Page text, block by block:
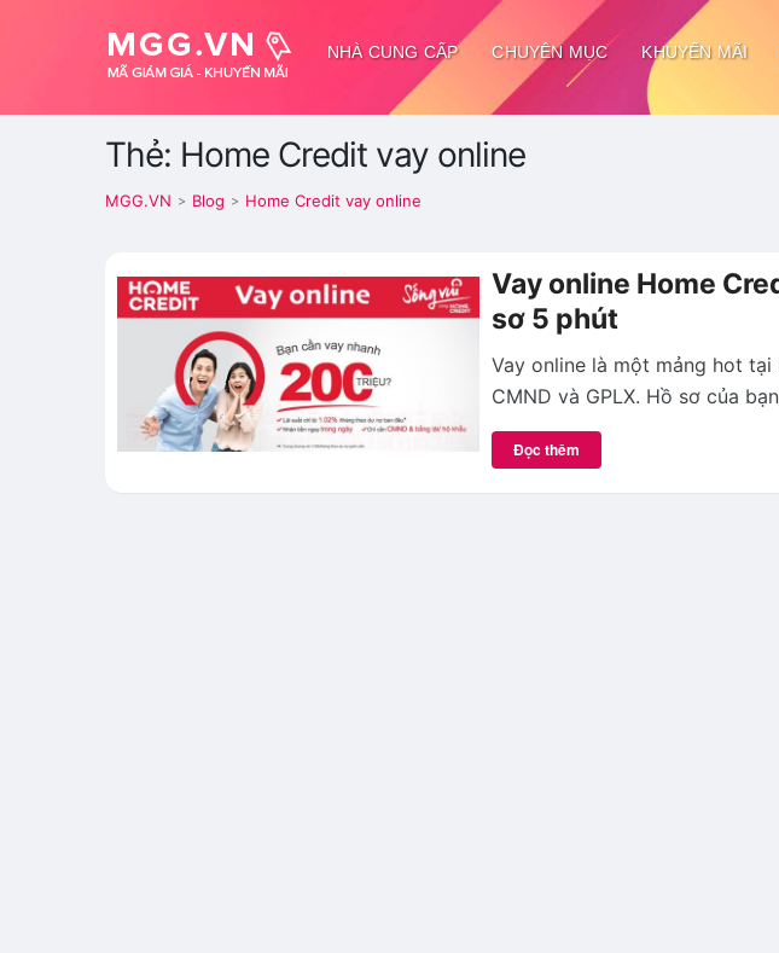
NHÀ CUNG CẤP CHUYÊN MỤC KHUYẾN MÃI
Thẻ: Home Credit vay online
MGG.VN > Blog > Home Credit vay online
Vay online Home
sơ 5 phút
Vay online là một mảng hot
CMND và GPLX. Hồ sơ của
Đọc thêm